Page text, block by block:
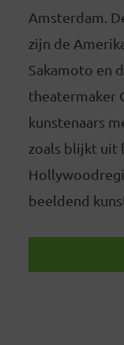
Amsterdam.
zijn de
Sakamoto en
theatermaker
kunstenaars
zoals blijkt uit
beeldend